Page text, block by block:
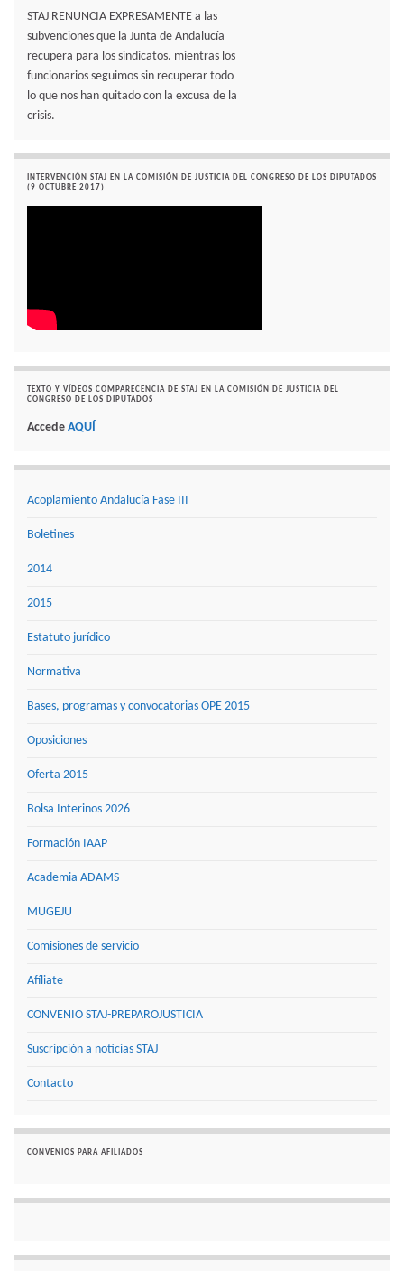
STAJ RENUNCIA EXPRESAMENTE a las
subvenciones que la Junta de Andalucía
recupera para los sindicatos. mientras los
funcionarios seguimos sin recuperar todo
lo que nos han quitado con la excusa de la
crisis.
INTERVENCIÓN STAJ EN LA COMISIÓN DE JUSTICIA DEL CONGRESO DE LOS DIPUTADOS
(9 OCTUBRE 2017)
TEXTO Y VÍDEOS COMPARECENCIA DE STAJ EN LA COMISIÓN DE JUSTICIA DEL
CONGRESO DE LOS DIPUTADOS
Accede AQUÍ
Acoplamiento Andalucía Fase III
Boletines
2014
2015
Estatuto jurídico
Normativa
Bases, programas y convocatorias OPE 2015
Oposiciones
Oferta 2015
Bolsa Interinos 2026
Formación IAAP
Academia ADAMS
MUGEJU
Comisiones de servicio
Afíliate
CONVENIO STAJ-PREPAROJUSTICIA
Suscripción a noticias STAJ
Contacto
CONVENIOS PARA AFILIADOS